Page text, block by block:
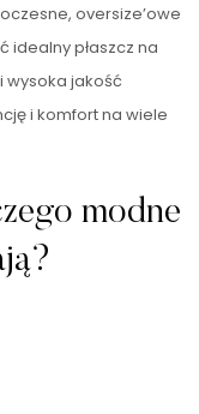
oversize’owe
idealny płaszcz na
wysoka jakość
i komfort na wiele
modne